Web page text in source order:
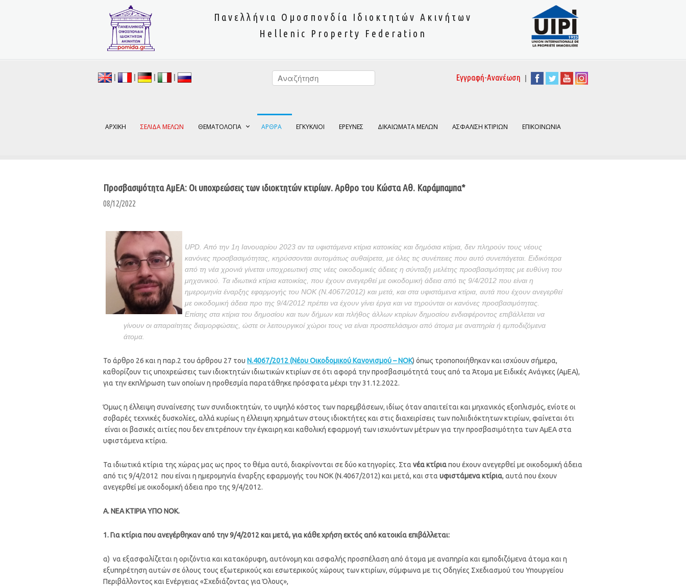
Πανελλήνια Ομοσπονδία Ιδιοκτητών Ακινήτων
Hellenic Property Federation
| | | | Εγγραφή-Ανανέωση |
ΑΡΧΙΚΗ ΣΕΛΙΔΑ ΜΕΛΩΝ ΘΕΜΑΤΟΛΟΓΙΑ ΑΡΘΡΑ ΕΓΚΥΚΛΙΟΙ ΕΡΕΥΝΕΣ ΔΙΚΑΙΩΜΑΤΑ ΜΕΛΩΝ ΑΣΦΑΛΙΣΗ ΚΤΙΡΙΩΝ ΕΠΙΚΟΙΝΩΝΙΑ
Προσβασιμότητα ΑμΕΑ: Οι υποχρεώσεις των ιδιοκτητών κτιρίων. Αρθρο του Κώστα Αθ. Καράμπαμπα*
08/12/2022
UPD. Από την 1η Ιανουαρίου 2023 αν τα υφιστάμενα κτίρια κατοικίας και δημόσια κτίρια, δεν πληρούν τους νέους
κανόνες προσβασιμότητας, κηρύσσονται αυτομάτως αυθαίρετα, με όλες τις συνέπειες που αυτό συνεπάγεται. Ειδικότερα
από τη νέα χρονιά γίνεται υποχρεωτική στις νέες οικοδομικές άδειες η σύνταξη μελέτης προσβασιμότητας με ευθύνη του
μηχανικού. Τα ιδιωτικά κτίρια κατοικίας, που έχουν ανεγερθεί με οικοδομική άδεια από τις 9/4/2012 που είναι η
ημερομηνία έναρξης εφαρμογής του ΝΟΚ (Ν.4067/2012) και μετά, και στα υφιστάμενα κτίρια, αυτά που έχουν ανεγερθεί
με οικοδομική άδεια προ της 9/4/2012 πρέπει να έχουν γίνει έργα και να τηρούνται οι κανόνες προσβασιμότητας.
Επίσης στα κτίρια του δημοσίου και των δήμων και πλήθος άλλων κτιρίων δημοσίου ενδιαφέροντος επιβάλλεται να
γίνουν οι απαραίτητες διαμορφώσεις, ώστε οι λειτουργικοί χώροι τους να είναι προσπελάσιμοι από άτομα με αναπηρία ή εμποδιζόμενα
άτομα.
Το άρθρο 26 και η παρ.2 του άρθρου 27 του Ν.4067/2012 (Νέου Οικοδομικού Κανονισμού – ΝΟΚ) όπως τροποποιήθηκαν και ισχύουν σήμερα,
καθορίζουν τις υποχρεώσεις των ιδιοκτητών ιδιωτικών κτιρίων σε ότι αφορά την προσβασιμότητά τους από τα Άτομα με Ειδικές Ανάγκες (ΑμΕΑ),
για την εκπλήρωση των οποίων η προθεσμία παρατάθηκε πρόσφατα μέχρι την 31.12.2022.
Όμως η έλλειψη συναίνεσης των συνιδιοκτητών, το υψηλό κόστος των παρεμβάσεων, ιδίως όταν απαιτείται και μηχανικός εξοπλισμός, ενίοτε οι
σοβαρές τεχνικές δυσκολίες, αλλά κυρίως η έλλειψη χρημάτων στους ιδιοκτήτες και στις διαχειρίσεις των πολιιδιόκτητων κτιρίων, φαίνεται ότι
είναι οι βασικές αιτίες που δεν επιτρέπουν την έγκαιρη και καθολική εφαρμογή των ισχυόντων μέτρων για την προσβασιμότητα των ΑμΕΑ στα
υφιστάμενα κτίρια.
Τα ιδιωτικά κτίρια της χώρας μας ως προς το θέμα αυτό, διακρίνονται σε δύο κατηγορίες. Στα νέα κτίριαπου έχουν ανεγερθεί με οικοδομική άδεια
από τις 9/4/2012 που είναι η ημερομηνία έναρξης εφαρμογής του ΝΟΚ (Ν.4067/2012) και μετά, και στα υφιστάμενα κτίρια, αυτά που έχουν
ανεγερθεί με οικοδομική άδεια προ της 9/4/2012.
Α. ΝΕΑ ΚΤΙΡΙΑ ΥΠΟ ΝΟΚ.
1. Για κτίρια που ανεγέρθηκαν από την 9/4/2012 και μετά, για κάθε χρήση εκτός από κατοικία επιβάλλεται:
α) να εξασφαλίζεται η οριζόντια και κατακόρυφη, αυτόνομη και ασφαλής προσπέλαση από άτομα με αναπηρία και εμποδιζόμενα άτομα και η
εξυπηρέτηση αυτών σε όλους τους εξωτερικούς και εσωτερικούς χώρους των κτιρίων, σύμφωνα με τις Οδηγίες Σχεδιασμού του Υπουργείου
Περιβάλλοντος και Ενέργειας «Σχεδιάζοντας για Όλους»,